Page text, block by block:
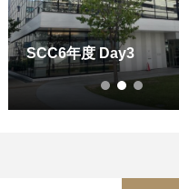
SCC6年度 Day3